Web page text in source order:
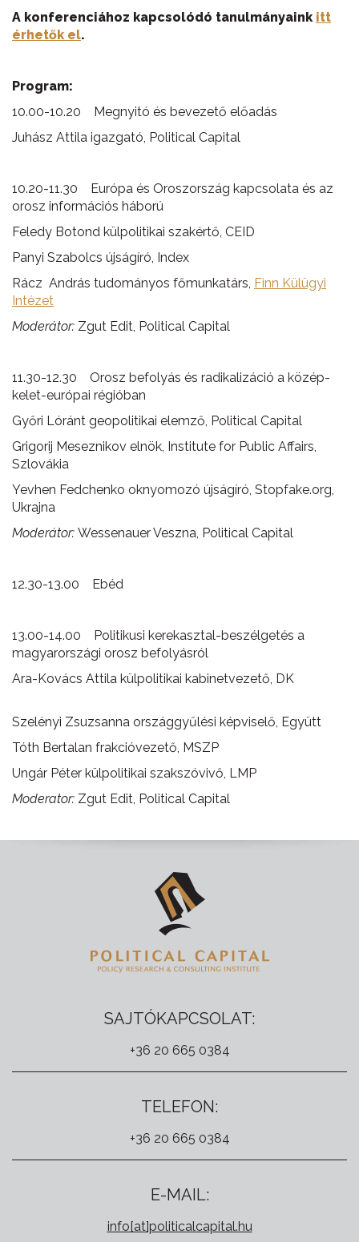
A konferenciához kapcsolódó tanulmányaink itt
érhetők el.
Program:
10.00-10.20 Megnyitó és bevezető előadás
Juhász Attila igazgató, Political Capital
10.20-11.30 Európa és Oroszország kapcsolata és az
orosz információs háború
Feledy Botond külpolitikai szakértő, CEID
Panyi Szabolcs újságíró, Index
Rácz András tudományos főmunkatárs, Finn Külügyi
Intézet
Moderátor: Zgut Edit, Political Capital
11.30-12.30 Orosz befolyás és radikalizáció a közép-
kelet-európai régióban
Győri Lóránt geopolitikai elemző, Political Capital
Grigorij Meseznikov elnök, Institute for Public Affairs,
Szlovákia
Yevhen Fedchenko oknyomozó újságíró, Stopfake.org,
Ukrajna
Moderátor: Wessenauer Veszna, Political Capital
12.30-13.00 Ebéd
13.00-14.00 Politikusi kerekasztal-beszélgetés a
magyarországi orosz befolyásról
Ara-Kovács Attila külpolitikai kabinetvezető, DK
Szelényi Zsuzsanna országgyűlési képviselő, Együtt
Tóth Bertalan frakcióvezető, MSZP
Ungár Péter külpolitikai szakszóvivő, LMP
Moderator: Zgut Edit, Political Capital
SAJTÓKAPCSOLAT:
+36 20 665 0384
TELEFON:
+36 20 665 0384
E-MAIL:
info[at]politicalcapital.hu